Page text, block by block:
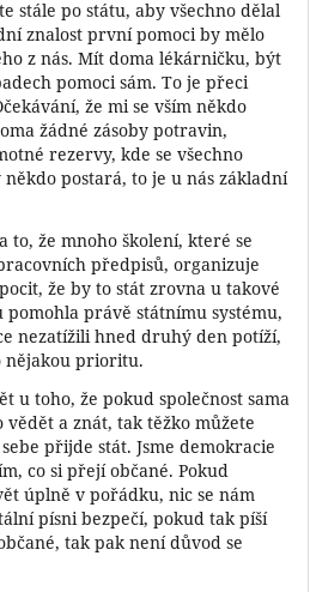
stále po státu, aby všechno dělal
znalost první pomoci by mělo
z nás. Mít doma lékárničku, být
pomoci sám. To je přeci
že mi se vším někdo
žádné zásoby potravin,
rezervy, kde se všechno
někdo postará, to je u nás základní
to, že mnoho školení, které se
předpisů, organizuje
že by to stát zrovna u takové
právě státnímu systému,
nezatížili hned druhý den potíží,
nějakou prioritu.
u toho, že pokud společnost sama
a znát, tak těžko můžete
přijde stát. Jsme demokracie
co si přejí občané. Pokud
úplně v pořádku, nic se nám
písni bezpečí, pokud tak píší
tak pak není důvod se